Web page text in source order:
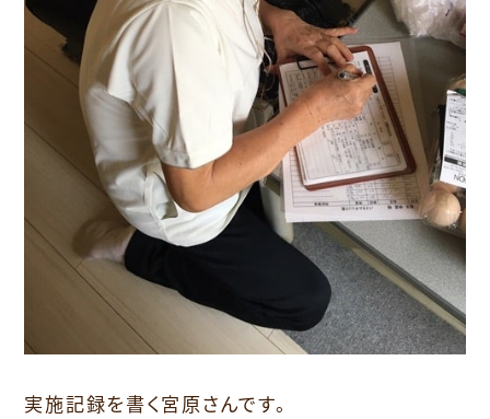
実施記録を書く宮原さんです。